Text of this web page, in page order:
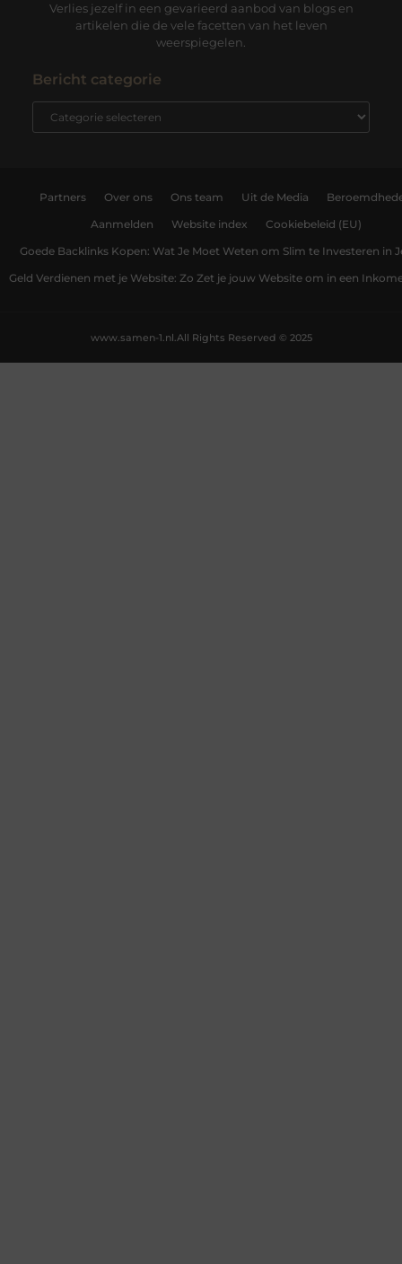
Verlies jezelf in een gevarieerd aanbod van blogs en
artikelen die de vele facetten van het leven
weerspiegelen.
Bericht categorie
Partners Over ons Ons team Uit de Media
Aanmelden Website index Cookiebeleid (EU)
Goede Backlinks Kopen: Wat Je Moet Weten om Slim te Investeren in
Geld Verdienen met je Website: Zo Zet je jouw Website om in een
All Rights Reserved © 2025
www.samen-1.nl.